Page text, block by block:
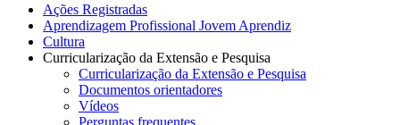
Ações Registradas
Aprendizagem Profissional Jovem Aprendiz
Cultura
Curricularização da Extensão e Pesquisa
Curricularização da Extensão e Pesquisa
Documentos orientadores
Vídeos
Perguntas frequentes